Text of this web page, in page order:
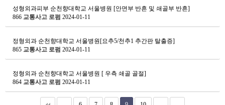
성형외과피부 순천향대학교 서울병원 [안면부 반흔 및 쇄골부 반흔]
866 교통사고 로펌 2024-01-11
정형외과 순천향대학교 서울병원[요추5/천추1 추간판 탈출증]
865 교통사고 로펌 2024-01-11
정형외과 순천향대학교 서울병원 [ 우측 쇄골 골절]
864 교통사고 로펌 2024-01-11